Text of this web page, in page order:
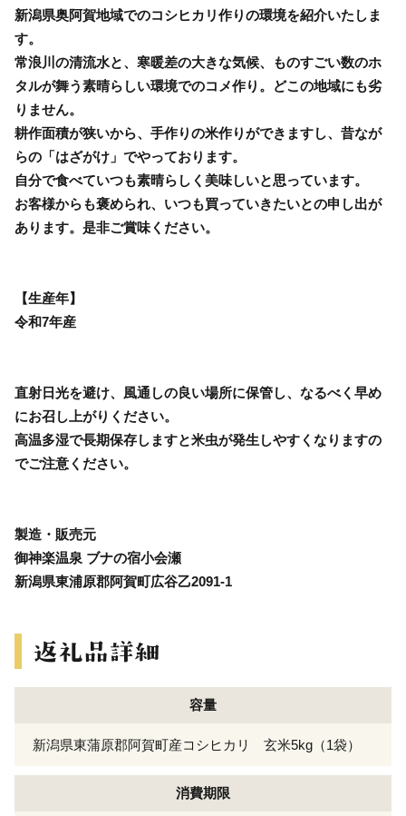
新潟県奥阿賀地域でのコシヒカリ作りの環境を紹介いたしま
す。
常浪川の清流水と、寒暖差の大きな気候、ものすごい数のホ
タルが舞う素晴らしい環境でのコメ作り。どこの地域にも劣
りません。
耕作面積が狭いから、手作りの米作りができますし、昔なが
らの「はざがけ」でやっております。
自分で食べていつも素晴らしく美味しいと思っています。
お客様からも褒められ、いつも買っていきたいとの申し出が
あります。是非ご賞味ください。
【生産年】
令和7年産
直射日光を避け、風通しの良い場所に保管し、なるべく早め
にお召し上がりください。
高温多湿で長期保存しますと米虫が発生しやすくなりますの
でご注意ください。
製造・販売元
御神楽温泉 ブナの宿小会瀬
新潟県東浦原郡阿賀町広谷乙2091-1
容量
新潟県東蒲原郡阿賀町産コシヒカリ 玄米5kg（1袋）
消費期限